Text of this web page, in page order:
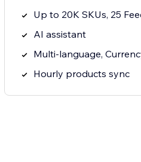
Up to 20K SKUs, 25
AI assistant
Multi-language,
Hourly products sync